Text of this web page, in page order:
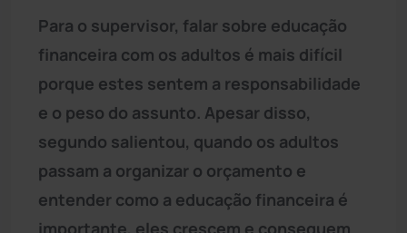
Para o supervisor, falar sobre educação
financeira com os adultos é mais difícil
porque estes sentem a responsabilidade
e o peso do assunto. Apesar disso,
segundo salientou, quando os adultos
passam a organizar o orçamento e
entender como a educação financeira é